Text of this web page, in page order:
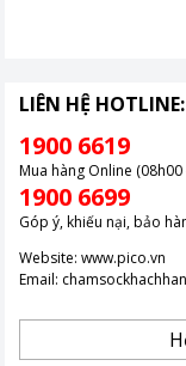
LIÊN HỆ HOTLINE:
1900 6619
Mua hàng Online (08h00
1900 6699
Góp ý, khiếu nại, bảo
Website: www.pico.vn
Email: